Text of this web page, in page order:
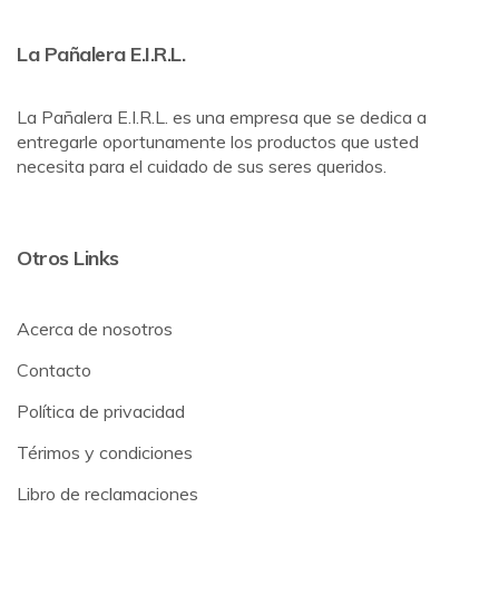
La Pañalera E.I.R.L.
La Pañalera E.I.R.L. es una empresa que se dedica a
entregarle oportunamente los productos que usted
necesita para el cuidado de sus seres queridos.
Otros Links
Acerca de nosotros
Contacto
Política de privacidad
Térimos y condiciones
Libro de reclamaciones